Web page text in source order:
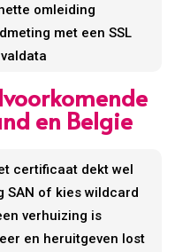
omleiding
met een SSL
en Belgie
certificaat dekt wel
SAN of kies wildcard
verhuizing is
en heruitgeven lost